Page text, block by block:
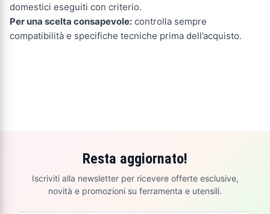
domestici eseguiti con criterio.
Per una scelta consapevole: controlla sempre
compatibilità e specifiche tecniche prima dell’acquisto.
Resta aggiornato!
Iscriviti alla newsletter per ricevere offerte esclusive,
novità e promozioni su ferramenta e utensili.